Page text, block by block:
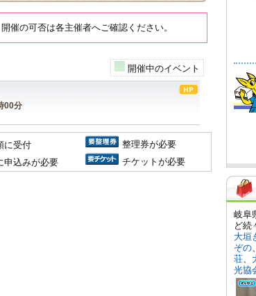
催の可否は各主催者へご確認ください。
開催中のイベント
00分
に受付
整理券が必要
申込みが必要 チケットが必要